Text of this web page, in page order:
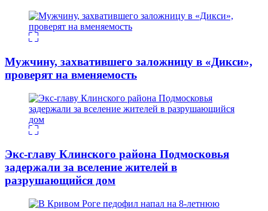
Мужчину, захватившего заложницу в «Дикси»,
проверят на вменяемость
Экс-главу Клинского района Подмосковья
задержали за вселение жителей в
разрушающийся дом